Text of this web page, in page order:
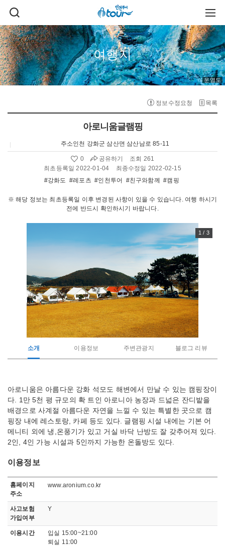
검
색
열
기
주
메
뉴
열
기
여행지
운염도
정보수정요청 목록
아로니움글램핑
주소인천 강화군 삼산면 삼산남로 85-11
좋
아
수
0 공유하기
조회 261
최초등록일 2022-01-04
최종수정일 2022-02-15
#강화도 #레포츠 #인천투어 #친구와함께 #캠핑
※ 해당 정보는 최초등록일 이후 변경된 사항이 있을 수 있습니다. 여행 하시기
전에 반드시 확인하시기 바랍니다.
1 / 3
소개 이용정보 주변관광지 블로그 리뷰
관
광
지
소
개
아로니움은 아름다운 강화 석모도 해변에서 만날 수 있는 캠핑장이
다. 1만 5천 평 규모의 확 트인 아로니아 농장과 드넓은 잔디밭을
배경으로 사계절 아름다운 자연을 느낄 수 있는 특별한 곳으로 캠
핑장 내에 레스토랑, 카페 등도 있다. 글램핑 시설 내에는 기본 어
메니티 외에 냉,온풍기가 있고 거실 바닥 난방도 잘 갖추어져 있다.
2인, 4인 가능 시설과 5인까지 가능한 온돌방도 있다.
이용정보
홈페이지
주소
www.aronium.co.kr
사고보험
가입여부
Y
이용시간
입실 15:00~21:00
퇴실 11:00